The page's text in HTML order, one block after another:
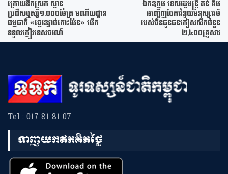
ក្រោយទឹកស្រក ស្ពាន
ប្រដឺសឬស្សី១.០០០ម៉ែត្រ មណីយដ្ឋាន
ធម្មជាតិ «ឆ្នេរខ្សាច់កោះប៉ែន» បើក
ទទួលភ្ញៀវទេសចរណ៍
ឯកឧត្តម ទេសរដ្ឋមន្រ្តី គន់ គីម
អញ្ជើញចែកជំនួយមនុស្សធម៌
របស់ចិនជូនជនភៀសសឹកចំនួន
២,៤០០គ្រួសារ
Tel : 017 81 81 07
ទាញយកឥតគិតថ្លៃ